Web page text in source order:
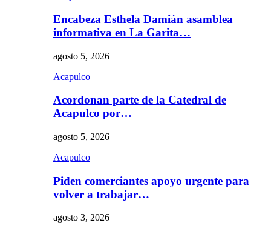
Encabeza Esthela Damián asamblea
informativa en La Garita…
agosto 5, 2026
Acapulco
Acordonan parte de la Catedral de
Acapulco por…
agosto 5, 2026
Acapulco
Piden comerciantes apoyo urgente para
volver a trabajar…
agosto 3, 2026